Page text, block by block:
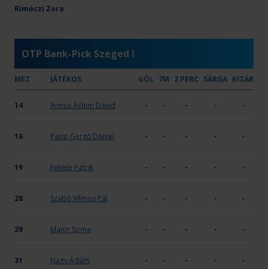
Zengő Alföld Orosházi KC
Rimóczi Zora
OTP Bank-Pick Szeged I
MEZ JÁTÉKOS GÓL 7M 2 PERC SÁRGA KIZÁR
14 Annus Áchim Dávid - - - - -
16 Papp Gergő Dániel - - - - -
19 Fekete Patrik - - - - -
28 Szabó Vilmos Pál - - - - -
29 Major Soma - - - - -
31 Nagy Ádám - - - - -